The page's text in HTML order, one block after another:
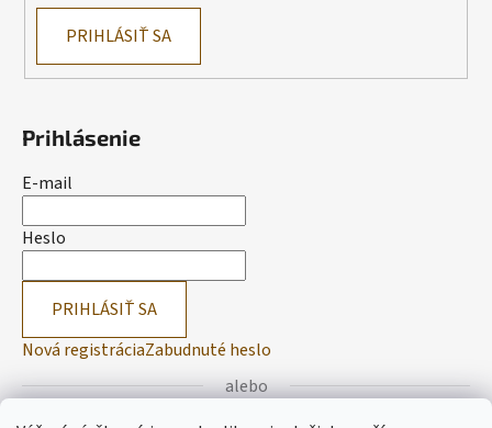
PRIHLÁSIŤ SA
Prihlásenie
E-mail
Heslo
PRIHLÁSIŤ SA
Nová registráciaZabudnuté heslo
alebo